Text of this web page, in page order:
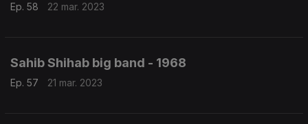
Ep. 58 22 mar. 2023
Sahib Shihab big band - 1968
Ep. 57 21 mar. 2023